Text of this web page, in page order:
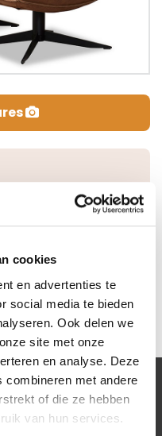
cookies
en advertenties te
social media te bieden
Ook delen we
site met onze
en analyse. Deze
combineren met andere
of die ze hebben
van hun services.
at Lederland.